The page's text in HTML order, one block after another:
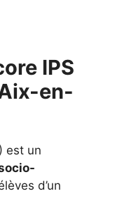
IPS
en-
est un
d’un